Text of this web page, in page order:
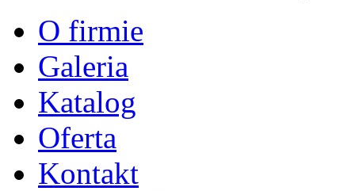
O firmie
Galeria
Katalog
Oferta
Kontakt